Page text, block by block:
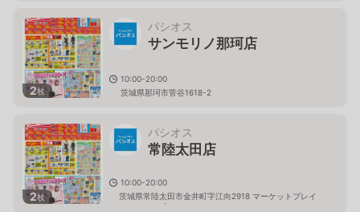
2枚
パシオス
サンモリノ那珂店
10:00-20:00
茨城県那珂市菅谷1618-2
2枚
パシオス
常陸太田店
10:00-20:00
茨城県常陸太田市金井町字江向2918 マーケットプレイ
ス フェスタ内